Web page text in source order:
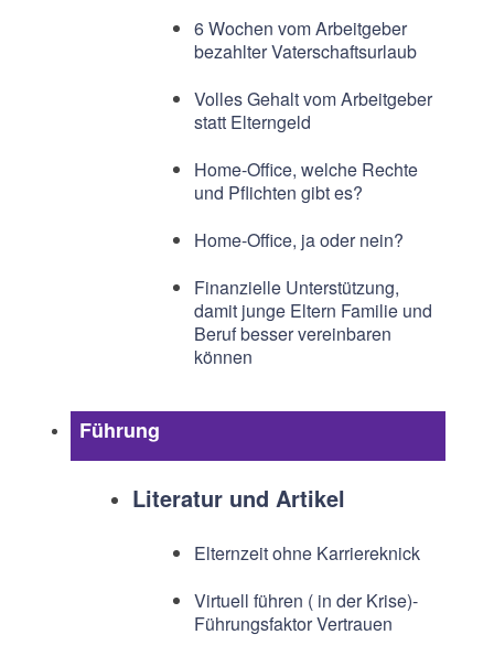
6 Wochen vom Arbeitgeber
bezahlter Vaterschaftsurlaub
Volles Gehalt vom Arbeitgeber
statt Elterngeld
Home-Office, welche Rechte
und Pflichten gibt es?
Home-Office, ja oder nein?
Finanzielle Unterstützung,
damit junge Eltern Familie und
Beruf besser vereinbaren
können
Führung
Literatur und Artikel
Elternzeit ohne Karriereknick
Virtuell führen ( in der Krise)-
Führungsfaktor Vertrauen